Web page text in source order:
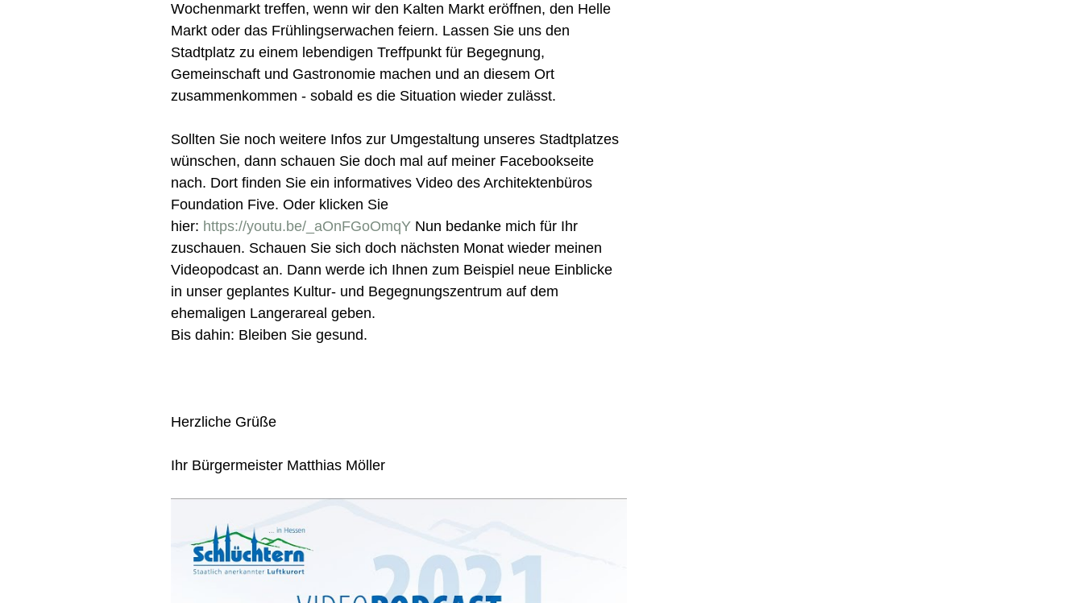
Wochenmarkt treffen, wenn wir den Kalten Markt eröffnen, den Helle
Markt oder das Frühlingserwachen feiern. Lassen Sie uns den
Stadtplatz zu einem lebendigen Treffpunkt für Begegnung,
Gemeinschaft und Gastronomie machen und an diesem Ort
zusammenkommen - sobald es die Situation wieder zulässt.
Sollten Sie noch weitere Infos zur Umgestaltung unseres Stadtplatzes
wünschen, dann schauen Sie doch mal auf meiner Facebookseite
nach. Dort finden Sie ein informatives Video des Architektenbüros
Foundation Five. Oder klicken Sie
hier: https://youtu.be/_aOnFGoOmqY Nun bedanke mich für Ihr
zuschauen. Schauen Sie sich doch nächsten Monat wieder meinen
Videopodcast an. Dann werde ich Ihnen zum Beispiel neue Einblicke
in unser geplantes Kultur- und Begegnungszentrum auf dem
ehemaligen Langerareal geben.
Bis dahin: Bleiben Sie gesund.
Herzliche Grüße
Ihr Bürgermeister Matthias Möller